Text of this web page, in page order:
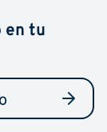
en tu